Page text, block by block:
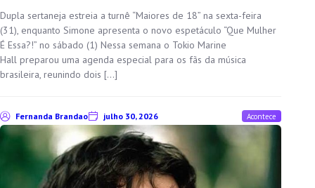
Dupla sertaneja estreia a turnê “Maiores de 18” na sexta-feira
(31), enquanto Simone apresenta o novo espetáculo “Que Mulher
É Essa?!” no sábado (1) Nessa semana o Tokio Marine
Hall preparou uma agenda especial para os fãs da música
brasileira, reunindo dois […]
Fernanda Brandao julho 30, 2026 Acontece